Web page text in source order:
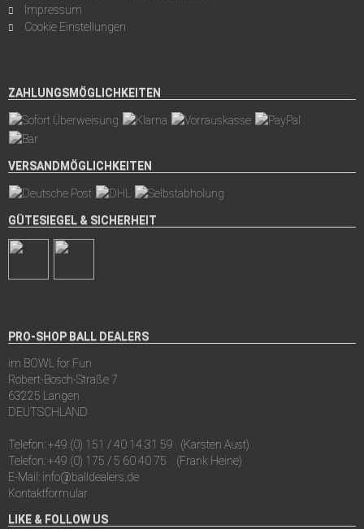
Impressum
Cookie Einstellungen
ZAHLUNGSMÖGLICHKEITEN
VERSANDMÖGLICHKEITEN
GÜTESIEGEL & SICHERHEIT
PRO-SHOP BALL DEALERS
im BOWL for Fun
Robert-Bosch-Straße 7
63225 Langen
DEUTSCHLAND
Telefon:+49 (0) 151 / 40 14 31 59
(Karsten Aust)
Telefon:+49 (0) 175 / 5 60 40 75
(Frank Heine)
E-Mail: info@balldealers.de
Kontaktformular
LIKE & FOLLOW US